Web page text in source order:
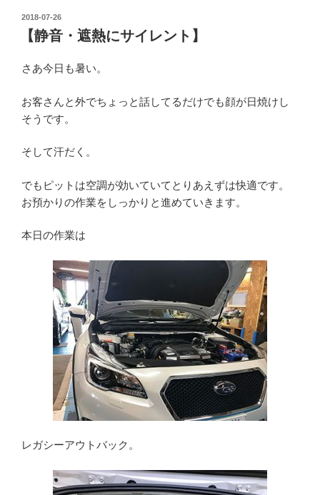
投
稿
日:
2018-07-26
【静音・遮熱にサイレント】
さあ今日も暑い。
お客さんと外でちょっと話してるだけでも顔が日焼けし
そうです。
そして汗だく。
でもピットは空調が効いていてとりあえずは快適です。
お預かりの作業をしっかりと進めていきます。
本日の作業は
レガシーアウトバック。